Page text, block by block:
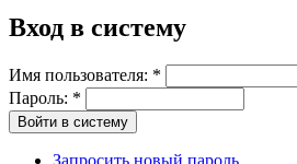
Вход в систему
Имя пользователя: *
Пароль: *
Запросить новый пароль